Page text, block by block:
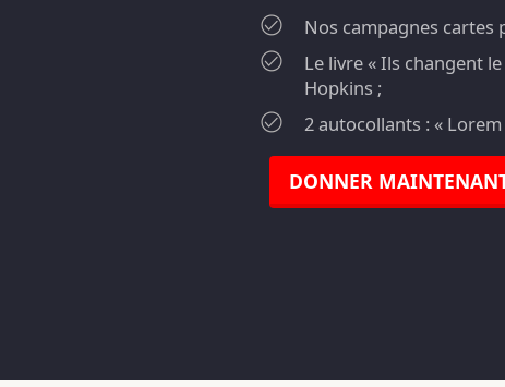
Nos campagnes cartes
Le livre « Ils changent
Hopkins ;
2 autocollants : «
DONNER